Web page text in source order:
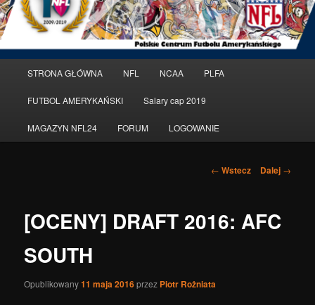
główne
Przeskocz
do
tekstu
STRONA GŁÓWNA NFL NCAA PLFA
FUTBOL AMERYKAŃSKI Salary cap 2019
MAGAZYN NFL24 FORUM LOGOWANIE
Nawigacja
← Wstecz Dalej →
[OCENY] DRAFT 2016: AFC
SOUTH
Opublikowany11 maja 2016przez Piotr Rożniata